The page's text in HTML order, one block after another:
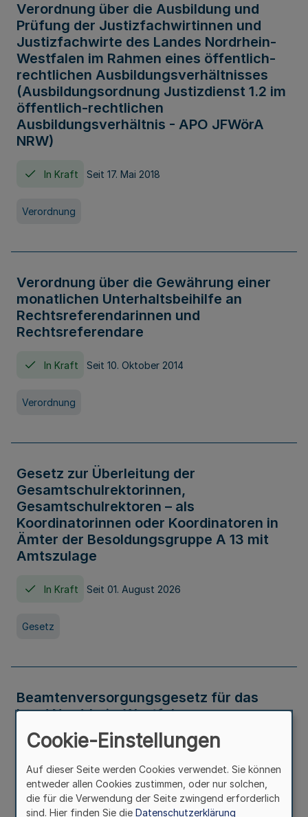
Verordnung über die Ausbildung und
Prüfung der Justizfachwirtinnen und
Justizfachwirte des Landes Nordrhein-
Westfalen im Rahmen eines öffentlich-
rechtlichen Ausbildungsverhältnisses
(Ausbildungsordnung Justizdienst 1.2 im
öffentlich-rechtlichen
Ausbildungsverhältnis - APO JFWörA
NRW)
In Kraft Seit 17. Mai 2018
Verordnung
Verordnung über die Gewährung einer
monatlichen Unterhaltsbeihilfe an
Rechtsreferendarinnen und
Rechtsreferendare
In Kraft Seit 10. Oktober 2014
Verordnung
Gesetz zur Überleitung der
Gesamtschulrektorinnen,
Gesamtschulrektoren – als
Koordinatorinnen oder Koordinatoren in
Ämter der Besoldungsgruppe A 13 mit
Amtszulage
In Kraft Seit 01. August 2026
Gesetz
Beamtenversorgungsgesetz für das
Land Nordrhein-Westfalen
(Landesbeamtenversorgungsgesetz -
LBeamtVG NRW)
In Kraft Seit 01. Juli 2016
Cookie-Einstellungen
Auf dieser Seite werden Cookies verwendet. Sie können
entweder allen Cookies zustimmen, oder nur solchen,
die für die Verwendung der Seite zwingend erforderlich
sind. Hier finden Sie die Datenschutzerklärung